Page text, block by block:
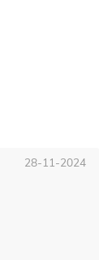
28-11-2024